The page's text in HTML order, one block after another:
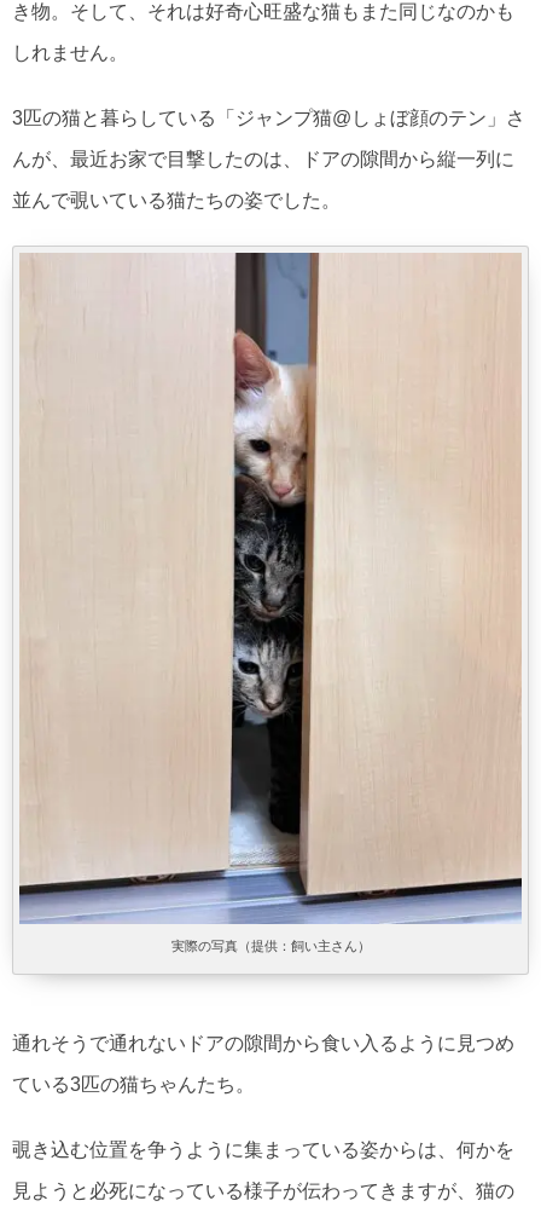
き物。そして、それは好奇心旺盛な猫もまた同じなのかも
しれません。
3匹の猫と暮らしている「ジャンプ猫@しょぼ顔のテン」さ
んが、最近お家で目撃したのは、ドアの隙間から縦一列に
並んで覗いている猫たちの姿でした。
実際の写真（提供：飼い主さん）
通れそうで通れないドアの隙間から食い入るように見つめ
ている3匹の猫ちゃんたち。
覗き込む位置を争うように集まっている姿からは、何かを
見ようと必死になっている様子が伝わってきますが、猫の